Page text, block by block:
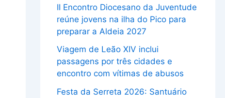
II Encontro Diocesano da Juventude
reúne jovens na ilha do Pico para
preparar a Aldeia 2027
Viagem de Leão XIV inclui
passagens por três cidades e
encontro com vítimas de abusos
Festa da Serreta 2026: Santuário